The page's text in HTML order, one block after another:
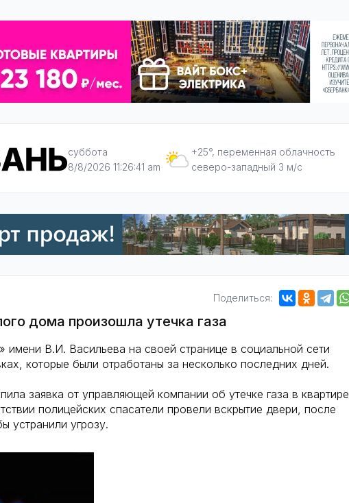
суббота
8/8/2026 11:26:42 am
+25°, переменная облачность
северо-западный 3 м/с
Поделиться:
дома произошла утечка газа
В.И. Васильева на своей странице в социальной сети
которые были отработаны за несколько последних дней.
заявка от управляющей компании об утечке газа в квартире
полицейских спасатели провели вскрытие двери, после
устранили угрозу.